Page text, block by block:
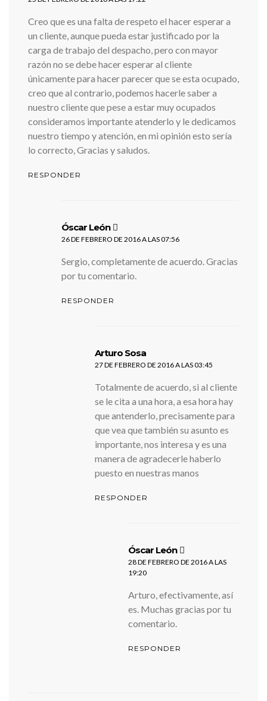
Creo que es una falta de respeto el hacer esperar a
un cliente, aunque pueda estar justificado por la
carga de trabajo del despacho, pero con mayor
razón no se debe hacer esperar al cliente
únicamente para hacer parecer que se esta ocupado,
creo que al contrario, podemos hacerle saber a
nuestro cliente que pese a estar muy ocupados
consideramos importante atenderlo y le dedicamos
nuestro tiempo y atención, en mi opinión esto sería
lo correcto, Gracias y saludos.
RESPONDER
Óscar León
26 DE FEBRERO DE 2016 A LAS 07:56
Sergio, completamente de acuerdo. Gracias
por tu comentario.
RESPONDER
Arturo Sosa
27 DE FEBRERO DE 2016 A LAS 03:45
Totalmente de acuerdo, si al cliente
se le cita a una hora, a esa hora hay
que antenderlo, precisamente para
que vea que también su asunto es
importante, nos interesa y es una
manera de agradecerle haberlo
puesto en nuestras manos
RESPONDER
Óscar León
28 DE FEBRERO DE 2016 A LAS
19:20
Arturo, efectivamente, así
es. Muchas gracias por tu
comentario.
RESPONDER